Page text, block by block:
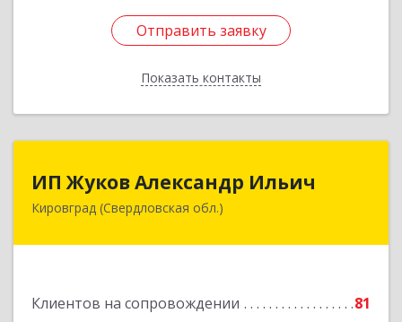
Отправить заявку
Показать контакты
Отправить заявку
Назад
ИП Жуков Александр Ильич
Кировград (Свердловская обл.)
Клиентов на сопровождении 81
624140, Свердловская обл, Кировград г,